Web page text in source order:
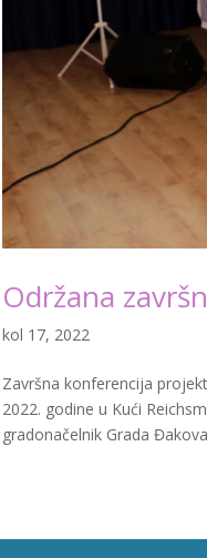
Održana
kol 17, 2022
Završna konferencija
2022. godine u Kući
gradonačelnik Grada